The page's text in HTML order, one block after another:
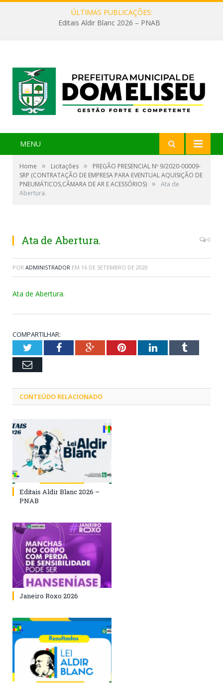
ÚLTIMAS PUBLICAÇÕES:
Editais Aldir Blanc 2026 – PNAB
MENU
Home » Licitações »
PREGÃO PRESENCIAL Nº 9/2020-00009-
SRP (CONTRATAÇÃO DE EMPRESA PARA EVENTUAL AQUISIÇÃO DE
PNEUMÁTICOS,CÂMARA DE AR E ACESSÓRIOS) »
Ata de
Abertura.
Ata de Abertura. 0
POR ADMINISTRADOR EM 16 DE SETEMBRO DE 2020
Ata de Abertura.
COMPARTILHAR:
TwitterFacebookGoogle+PinterestLinkedInTumblr
Email
CONTEÚDO RELACIONADO
Editais Aldir Blanc 2026 –
PNAB
Janeiro Roxo 2026